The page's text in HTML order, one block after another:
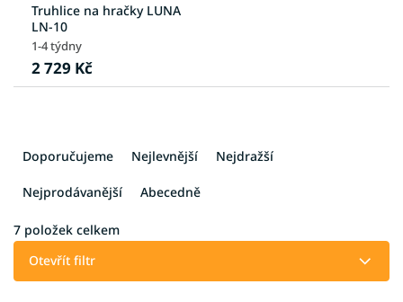
Truhlice na hračky LUNA
LN-10
1-4 týdny
2 729 Kč
í
Doporučujeme Nejlevnější Nejdražší
Nejprodávanější Abecedně
7 položek celkem
Otevřít filtr